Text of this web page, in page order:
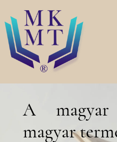
A
magyar